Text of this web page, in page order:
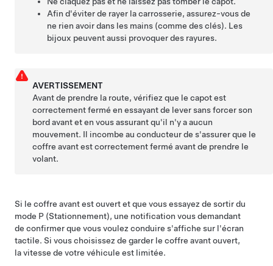
Afin d'éviter de rayer la carrosserie, assurez-vous de
ne rien avoir dans les mains (comme des clés). Les
bijoux peuvent aussi provoquer des rayures.
AVERTISSEMENT
Avant de prendre la route, vérifiez que le capot est
correctement fermé en essayant de lever sans forcer son
bord avant et en vous assurant qu'il n'y a aucun
mouvement. Il incombe au conducteur de s'assurer que le
coffre avant est correctement fermé avant de prendre le
volant.
Si le coffre avant est ouvert et que vous essayez de sortir du
mode P (Stationnement), une notification vous demandant
de confirmer que vous voulez conduire s'affiche sur l'écran
tactile. Si vous choisissez de garder le coffre avant ouvert,
la vitesse de votre véhicule est limitée.